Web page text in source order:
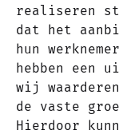
realiseren
dat het
hun
hebben een
wij
de vaste
Hierdoor